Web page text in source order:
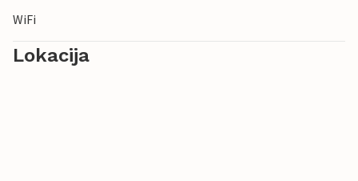
WiFi
Lokacija